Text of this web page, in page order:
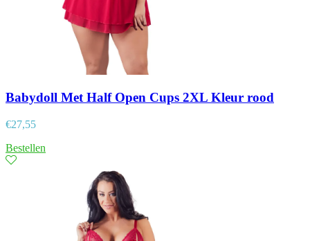
Babydoll Met Half Open Cups 2XL Kleur rood
€27,55
Bestellen